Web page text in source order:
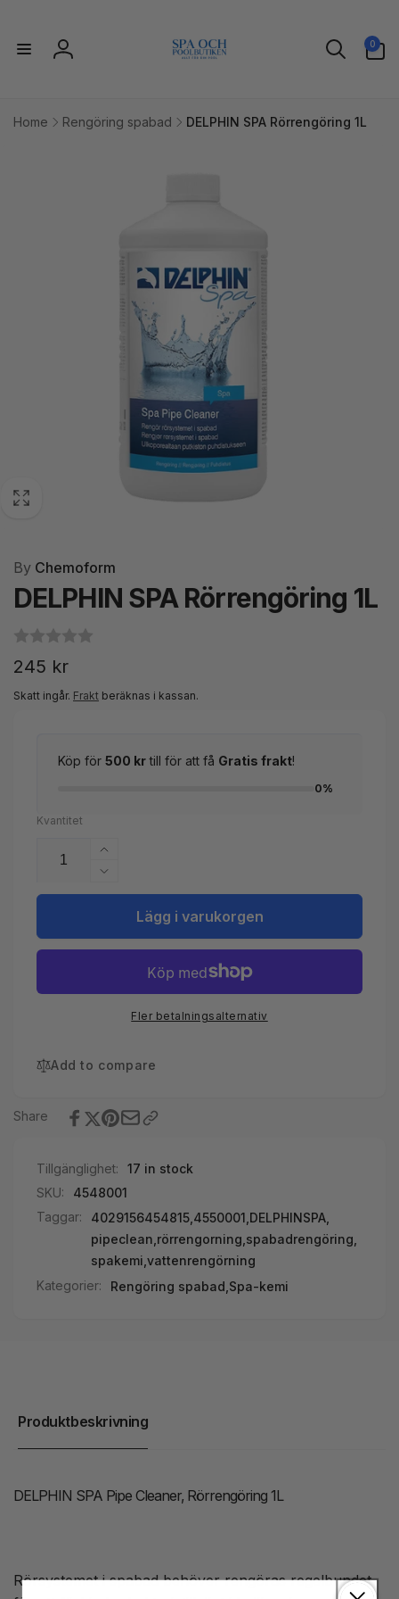
innehåll
Logga
0
artiklar
Home Rengöring spabad
DELPHIN SPA Rörrengöring 1L
By Chemoform
DELPHIN SPA Rörrengöring 1L
Ordinarie
pris
245 kr
Skatt ingår. Frakt beräknas i kassan.
Köp för 500 krtill för att få Gratis frakt!
0%
Kvantitet
Öka
kvantitet
för
DELPHIN
Rörrengöring
Minska
kvantitet
DELPHIN
SPA
Rörrengöring
1L
Lägg i varukorgen
Fler betalningsalternativ
Add to compare
Share
Tillgänglighet:
17 in stock
SKU:
4548001
Taggar:
4029156454815 4550001 DELPHINSPA
pipeclean rörrengorning spabadrengöring
spakemi vattenrengörning
Kategorier:
Rengöring spabad, Spa-kemi
Produktbeskrivning
DELPHIN SPA Pipe Cleaner, Rörrengöring 1L
Rörsystemet i spabad behöver rengöras regelbundet